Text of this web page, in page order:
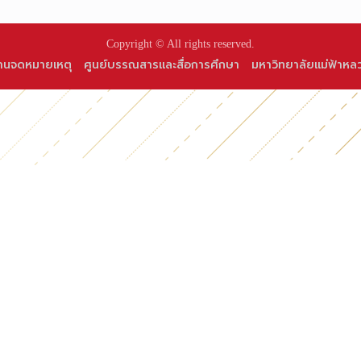
Copyright © All rights reserved.
นจดหมายเหตุ ศูนย์บรรณสารและสื่อการศึกษา มหาวิทยาลัยแม่ฟ้าหล